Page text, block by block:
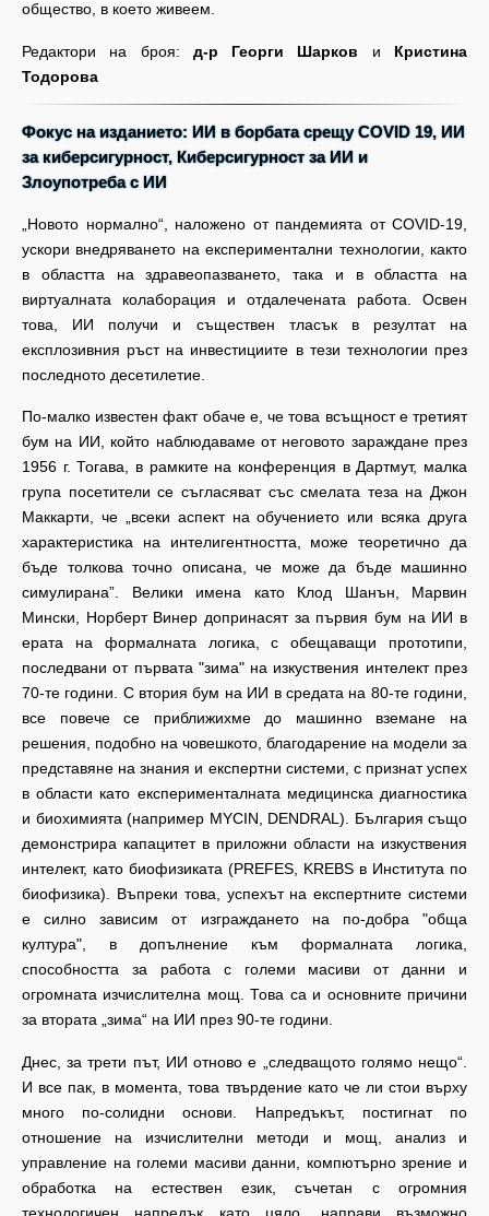
общество, в което живеем.
Редактори на броя: д-р Георги Шарков и Кристина
Тодорова
Фокус на изданието: ИИ в борбата срещу COVID 19, ИИ
за киберсигурност, Киберсигурност за ИИ и
Злоупотреба с ИИ
„Новото нормално“, наложено от пандемията от COVID-19,
ускори внедряването на експериментални технологии, както
в областта на здравеопазването, така и в областта на
виртуалната колаборация и отдалечената работа. Освен
това, ИИ получи и съществен тласък в резултат на
експлозивния ръст на инвестициите в тези технологии през
последното десетилетие.
По-малко известен факт обаче е, че това всъщност е третият
бум на ИИ, който наблюдаваме от неговото зараждане през
1956 г. Тогава, в рамките на конференция в Дартмут, малка
група посетители се съгласяват със смелата теза на Джон
Маккарти, че „всеки аспект на обучението или всяка друга
характеристика на интелигентността, може теоретично да
бъде толкова точно описана, че може да бъде машинно
симулирана”. Велики имена като Клод Шанън, Марвин
Мински, Норберт Винер допринасят за първия бум на ИИ в
ерата на формалната логика, с обещаващи прототипи,
последвани от първата "зима" на изкуствения интелект през
70-те години. С втория бум на ИИ в средата на 80-те години,
все повече се приближихме до машинно вземане на
решения, подобно на човешкото, благодарение на модели за
представяне на знания и експертни системи, с признат успех
в области като експерименталната медицинска диагностика
и биохимията (например MYCIN, DENDRAL). България също
демонстрира капацитет в приложни области на изкуствения
интелект, като биофизиката (PREFES, KREBS в Института по
биофизика). Въпреки това, успехът на експертните системи
е силно зависим от изграждането на по-добра "обща
култура", в допълнение към формалната логика,
способността за работа с големи масиви от данни и
огромната изчислителна мощ. Това са и основните причини
за втората „зима“ на ИИ през 90-те години.
Днес, за трети път, ИИ отново е „следващото голямо нещо“.
И все пак, в момента, това твърдение като че ли стои върху
много по-солидни основи. Напредъкът, постигнат по
отношение на изчислителни методи и мощ, анализ и
управление на големи масиви данни, компютърно зрение и
обработка на естествен език, съчетан с огромния